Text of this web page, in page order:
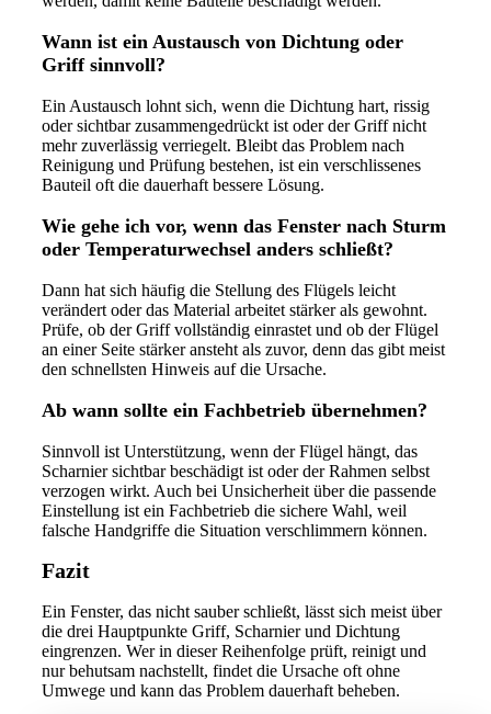
Wann ist ein Austausch von Dichtung oder
Griff sinnvoll?
Ein Austausch lohnt sich, wenn die Dichtung hart, rissig
oder sichtbar zusammengedrückt ist oder der Griff nicht
mehr zuverlässig verriegelt. Bleibt das Problem nach
Reinigung und Prüfung bestehen, ist ein verschlissenes
Bauteil oft die dauerhaft bessere Lösung.
Wie gehe ich vor, wenn das Fenster nach Sturm
oder Temperaturwechsel anders schließt?
Dann hat sich häufig die Stellung des Flügels leicht
verändert oder das Material arbeitet stärker als gewohnt.
Prüfe, ob der Griff vollständig einrastet und ob der Flügel
an einer Seite stärker ansteht als zuvor, denn das gibt meist
den schnellsten Hinweis auf die Ursache.
Ab wann sollte ein Fachbetrieb übernehmen?
Sinnvoll ist Unterstützung, wenn der Flügel hängt, das
Scharnier sichtbar beschädigt ist oder der Rahmen selbst
verzogen wirkt. Auch bei Unsicherheit über die passende
Einstellung ist ein Fachbetrieb die sichere Wahl, weil
falsche Handgriffe die Situation verschlimmern können.
Fazit
Ein Fenster, das nicht sauber schließt, lässt sich meist über
die drei Hauptpunkte Griff, Scharnier und Dichtung
eingrenzen. Wer in dieser Reihenfolge prüft, reinigt und
nur behutsam nachstellt, findet die Ursache oft ohne
Umwege und kann das Problem dauerhaft beheben.